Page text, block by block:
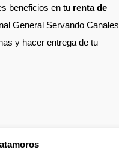
beneficios en tu renta de
General Servando Canales
y hacer entrega de tu